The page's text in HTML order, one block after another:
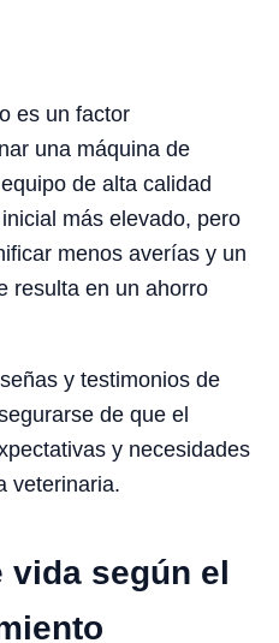
es un factor
una máquina de
de alta calidad
más elevado, pero
menos averías y un
resulta en un ahorro
y testimonios de
de que el
y necesidades
veterinaria.
vida según el